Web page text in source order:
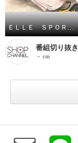
ＥＬＬＥ ＳＰＯＲＴ はっ水 取り外してリュックになる キューブ柄 キャリーカート
番組切り抜き
－ cm